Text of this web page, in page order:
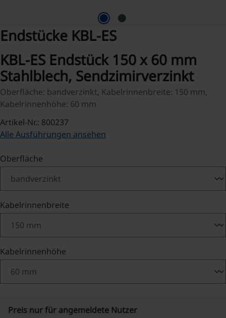
Endstücke KBL-ES
KBL-ES Endstück 150 x 60 mm
Stahlblech, Sendzimirverzinkt
Oberfläche: bandverzinkt, Kabelrinnenbreite: 150 mm,
Kabelrinnenhöhe: 60 mm
Artikel-Nr.: 800237
Alle Ausführungen ansehen
Oberfläche
Kabelrinnenbreite
Kabelrinnenhöhe
Preis nur für angemeldete Nutzer